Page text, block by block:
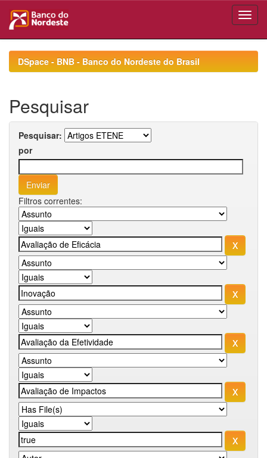
navigationDSpace - BNB - Banco do Nordeste do Brasil
Pesquisar
Pesquisar:
por
Filtros correntes: